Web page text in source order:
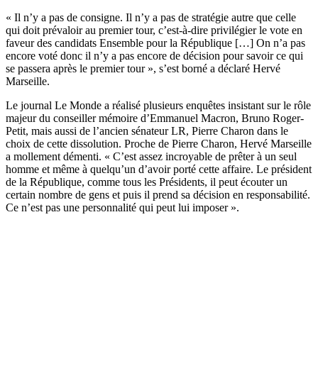
« Il n’y a pas de consigne. Il n’y a pas de stratégie autre que celle
qui doit prévaloir au premier tour, c’est-à-dire privilégier le vote en
faveur des candidats Ensemble pour la République […] On n’a pas
encore voté donc il n’y a pas encore de décision pour savoir ce qui
se passera après le premier tour », s’est borné a déclaré Hervé
Marseille.
Le journal Le Monde a réalisé plusieurs enquêtes insistant sur le rôle
majeur du conseiller mémoire d’Emmanuel Macron, Bruno Roger-
Petit, mais aussi de l’ancien sénateur LR, Pierre Charon dans le
choix de cette dissolution. Proche de Pierre Charon, Hervé Marseille
a mollement démenti. « C’est assez incroyable de prêter à un seul
homme et même à quelqu’un d’avoir porté cette affaire. Le président
de la République, comme tous les Présidents, il peut écouter un
certain nombre de gens et puis il prend sa décision en responsabilité.
Ce n’est pas une personnalité qui peut lui imposer ».